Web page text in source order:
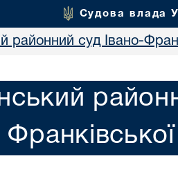
Судова влада
районний суд Івано-